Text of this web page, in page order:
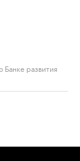
Банке развития